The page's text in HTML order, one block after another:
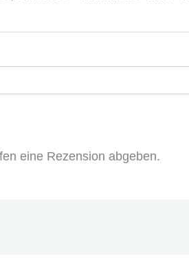
eine Rezension abgeben.